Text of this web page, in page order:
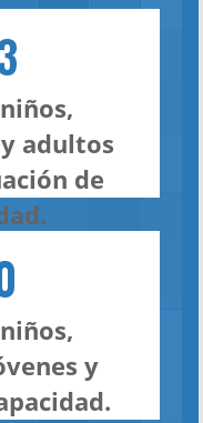
adultos
de
y